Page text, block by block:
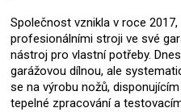
Společnost vznikla v roce
profesionálními stroji ve své
nástroj pro vlastní potřeby.
garážovou dílnou, ale
se na výrobu nožů,
tepelné zpracování a